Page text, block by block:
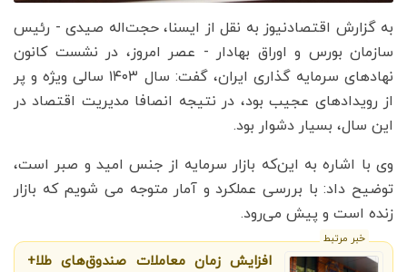
به گزارش اقتصادنیوز به نقل از ایسنا، حجت‌اله صیدی - رئیس
سازمان بورس و اوراق بهادار - عصر امروز، در نشست کانون
نهادهای سرمایه گذاری ایران، گفت: سال ۱۴۰۳ سالی ویژه‌ و پر
از رویدادهای عجیب بود، در نتیجه انصافا مدیریت اقتصاد در
این سال، بسیار دشوار بود.
وی با اشاره به این‌که بازار سرمایه از جنس امید و صبر است،
توضیح داد: با بررسی عملکرد و آمار متوجه می شویم که بازار
زنده است و پیش می‌رود.
خبر مرتبط
افزایش زمان معاملات صندوق‌های طلا+